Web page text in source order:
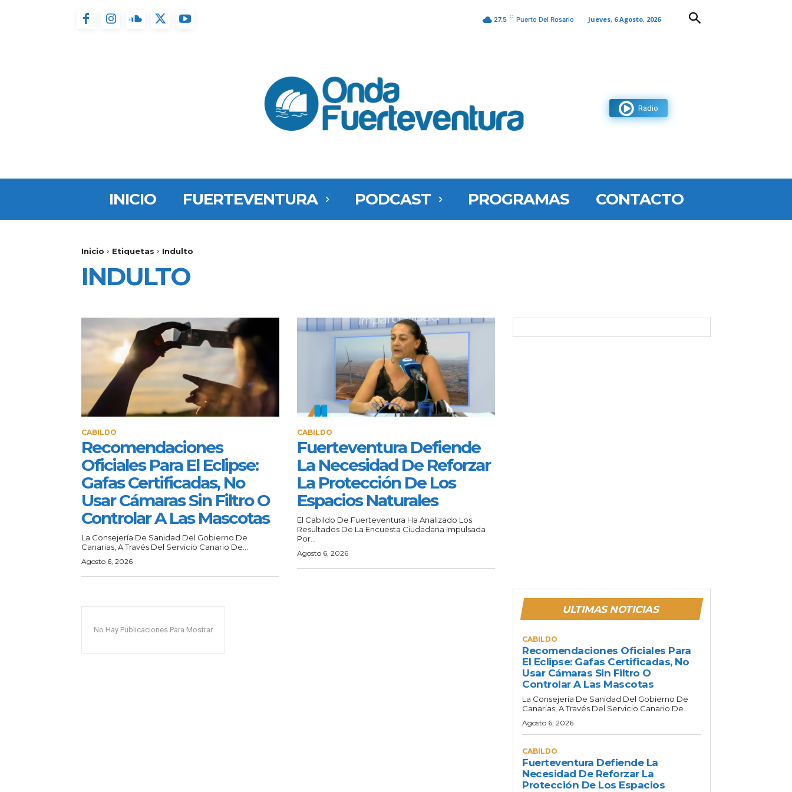
27.5 C Puerto Del Rosario Jueves, 6 Agosto, 2026
Radio
INICIO FUERTEVENTURA PODCAST PROGRAMAS CONTACTO
Inicio Etiquetas Indulto
INDULTO
CABILDO
Recomendaciones
Oficiales Para El Eclipse:
Gafas Certificadas, No
Usar Cámaras Sin Filtro O
Controlar A Las Mascotas
La Consejería De Sanidad Del Gobierno De
Canarias, A Través Del Servicio Canario De...
Agosto 6, 2026
CABILDO
Fuerteventura Defiende
La Necesidad De Reforzar
La Protección De Los
Espacios Naturales
El Cabildo De Fuerteventura Ha Analizado Los
Resultados De La Encuesta Ciudadana Impulsada
Por...
Agosto 6, 2026
No Hay Publicaciones Para Mostrar
ULTIMAS NOTICIAS
CABILDO
Recomendaciones Oficiales Para
El Eclipse: Gafas Certificadas, No
Usar Cámaras Sin Filtro O
Controlar A Las Mascotas
La Consejería De Sanidad Del Gobierno De
Canarias, A Través Del Servicio Canario De...
Agosto 6, 2026
CABILDO
Fuerteventura Defiende La
Necesidad De Reforzar La
Protección De Los Espacios